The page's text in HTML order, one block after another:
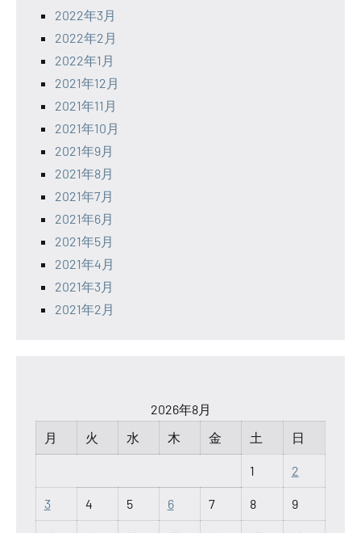
2022年3月
2022年2月
2022年1月
2021年12月
2021年11月
2021年10月
2021年9月
2021年8月
2021年7月
2021年6月
2021年5月
2021年4月
2021年3月
2021年2月
2026年8月
月
火 水 木 金 土 日
1 2
3 4 5 6 7 8 9